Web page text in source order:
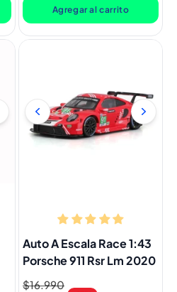
Agregar al carrito
Auto A Escala Race 1:43
Porsche 911 Rsr Lm 2020
Precio
$16.990
Precio